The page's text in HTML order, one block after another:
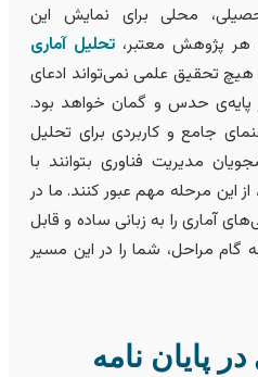
محلی برای نمایش این
پژوهش معتبر،تحلیل آماری
علمی نمی‌تواند ادعای
حدس و گمان خواهد بود.
و کاربردی برای تحلیل
مدیریت فناوری بتوانند با
مرحله مهم عبور کنند. ما در
را به زبانی ساده و قابل
مراحل، شما را در این مسیر
نامه